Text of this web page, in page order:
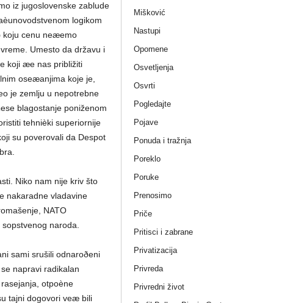
iz jugoslovenske zablude
logikom
koju cenu neæemo
Umesto da državu i
koji æe nas približiti
oseæanjima koje je,
je zemlju u nepotrebne
blagostanje poniženom
tehnièki superiornije
su poverovali da Despot
Niko nam nije kriv što
nakaradne vladavine
NATO
naroda.
sami srušili odnaroðeni
napravi radikalan
otpoène
tajni dogovori veæ bili
Mišković
Nastupi
Opomene
Osvetljenja
Osvrti
Pogledajte
Pojave
Ponuda i tražnja
Poreklo
Poruke
Prenosimo
Priče
Pritisci i zabrane
Privatizacija
Privreda
Privredni život